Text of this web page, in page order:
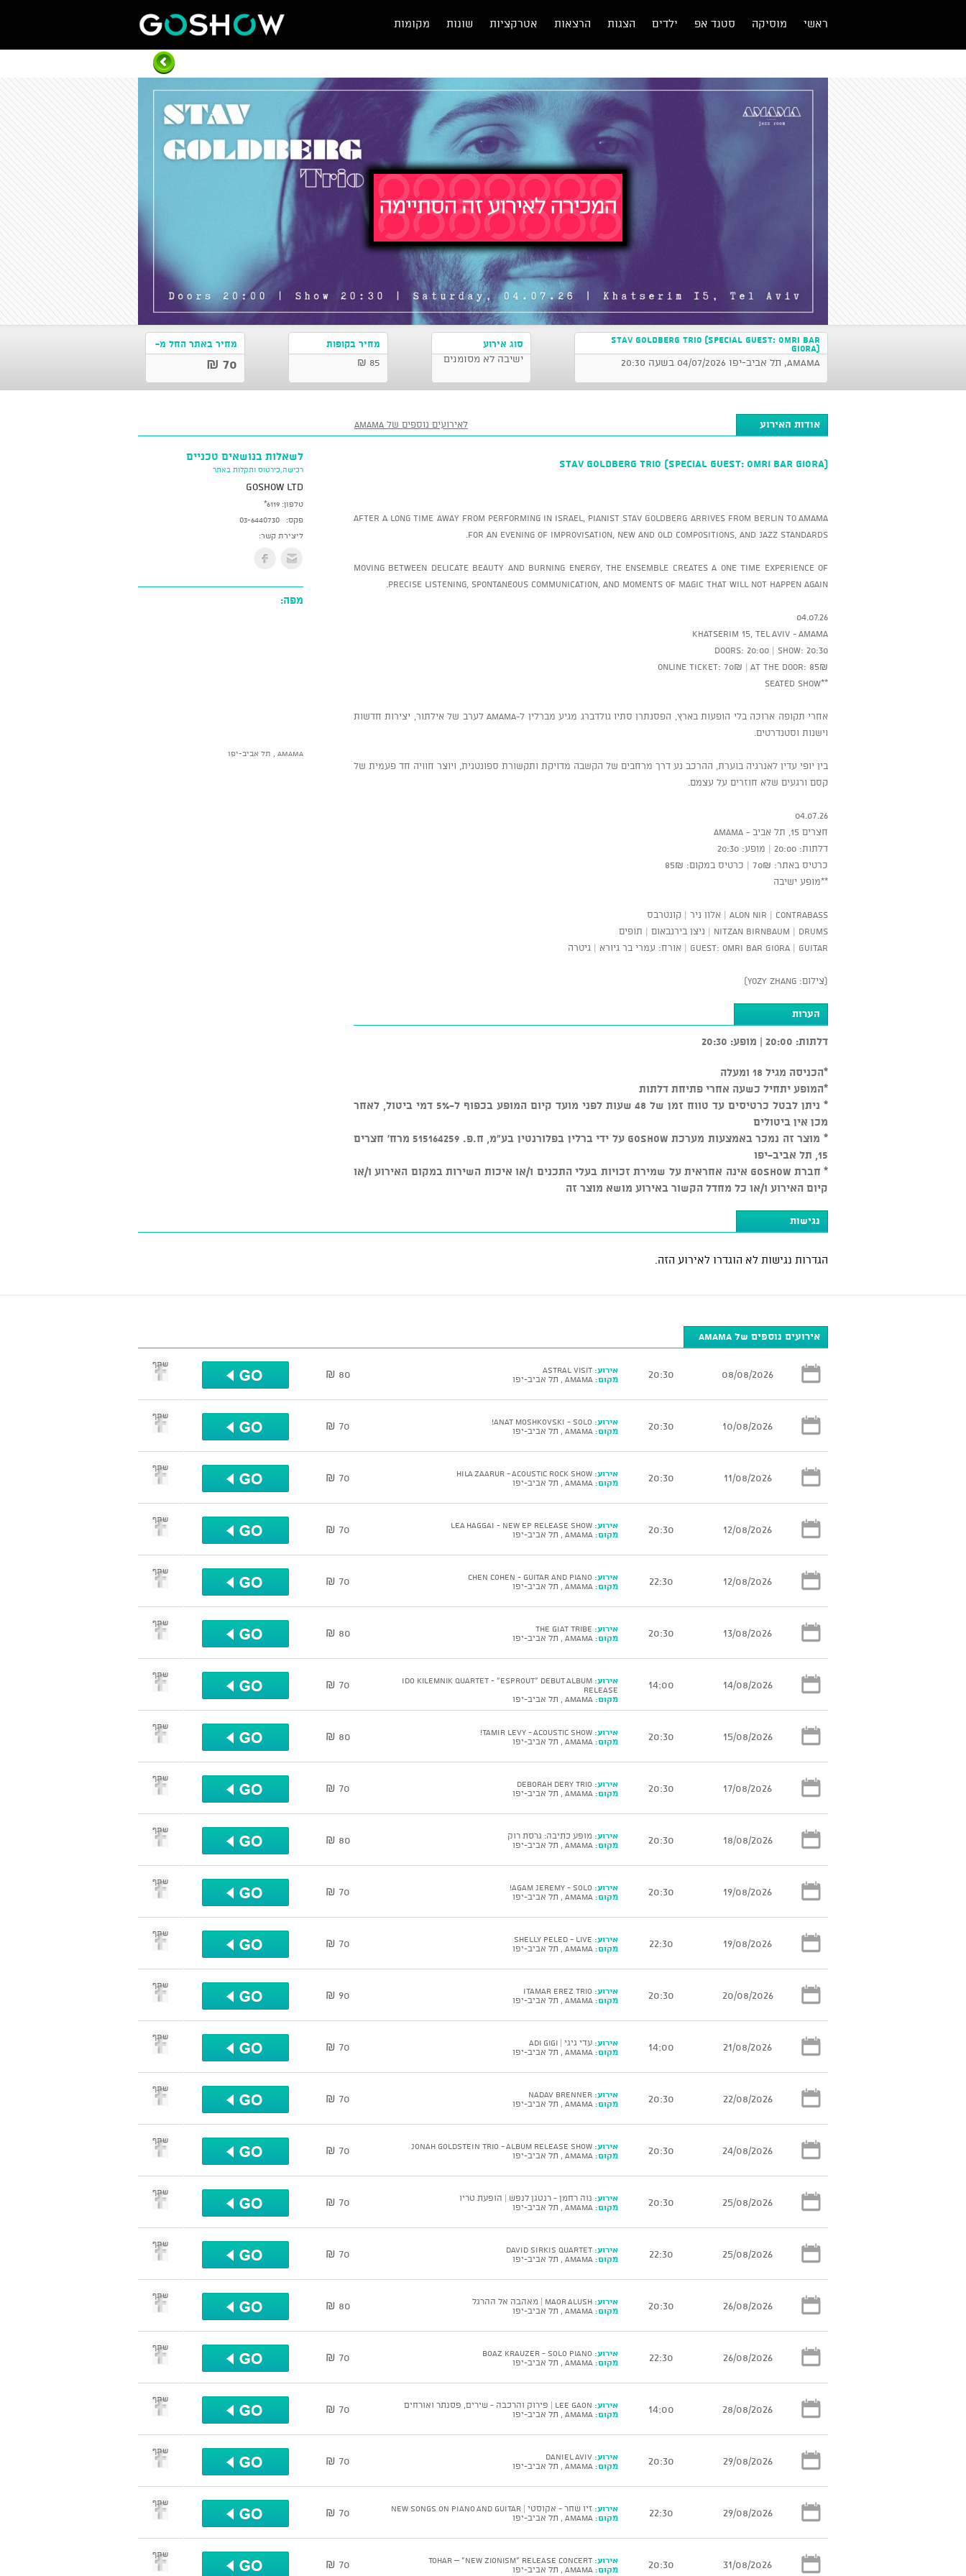
ראשי מוסיקה סטנד אפ ילדים הצגות הרצאות אטרקציות שונות מקומות
STAV GOLDBERG Trio (Special Guest: Omri Bar
Giora)
AMAMA, תל אביב-יפו 04/07/2026 בשעה 20:30
סוג אירוע
ישיבה לא מסומנים
מחיר בקופות
85 ₪
מחיר באתר החל מ-
70 ₪
אודות האירוע לאירועים נוספים של AMAMA
STAV GOLDBERG Trio (Special Guest: Omri Bar Giora)
After a long time away from performing in Israel, pianist Stav Goldberg arrives from Berlin to AMAMA
for an evening of improvisation, new and old compositions, and jazz standards.
Moving between delicate beauty and burning energy, the ensemble creates a one time experience of
precise listening, spontaneous communication, and moments of magic that will not happen again.
04.07.26
Khatserim 15, Tel Aviv - AMAMA
Doors: 20:00 | Show: 20:30
Online ticket: 70₪ | At the door: 85₪
**Seated show
אחרי תקופה ארוכה בלי הופעות בארץ, הפסנתרן סתיו גולדברג מגיע מברלין ל-AMAMA לערב של אילתור, יצירות חדשות
וישנות וסטנדרטים.
בין יופי עדין לאנרגיה בוערת, ההרכב נע דרך מרחבים של הקשבה מדויקת ותקשורת ספונטנית, ויוצר חוויה חד פעמית של
קסם ורגעים שלא חוזרים על עצמם.
04.07.26
חצרים 15, תל אביב - AMAMA
דלתות: 20:00 | מופע: 20:30
כרטיס באתר: 70₪ | כרטיס במקום: 85₪
**מופע ישיבה
Alon Nir | Contrabass | אלון ניר | קונטרבס
Nitzan Birnbaum | Drums | ניצן בירנבאום | תופים
Guest: Omri Bar Giora | Guitar | אורח: עמרי בר גיורא | גיטרה
(צילום: Yozy Zhang)
הערות
דלתות: 20:00 | מופע: 20:30
*הכניסה מגיל 18 ומעלה
*המופע יתחיל כשעה אחרי פתיחת דלתות
* ניתן לבטל כרטיסים עד טווח זמן של 48 שעות לפני מועד קיום המופע בכפוף ל-5% דמי ביטול, לאחר
מכן אין ביטולים
* מוצר זה נמכר באמצעות מערכת GOSHOW על ידי ברלין בפלורנטין בע"מ, ח.פ. 515164259 מרח' חצרים
15, תל אביב-יפו
* חברת GOSHOW אינה אחראית על שמירת זכויות בעלי התכנים ו/או איכות השירות במקום האירוע ו/או
קיום האירוע ו/או כל מחדל הקשור באירוע מושא מוצר זה
לשאלות בנושאים טכניים
רכישה,כירטוס ותקלות באתר
GoShow LTD
טלפון: *6119
פקס:
03-6440730
ליצירת קשר:
מפה:
AMAMA , תל אביב-יפו
נגישות
הגדרות נגישות לא הוגדרו לאירוע הזה.
אירועים נוספים של AMAMA
08/08/2026
20:30 אירוע:
מקום:
80 ₪
שתף
10/08/2026
20:30 אירוע:
מקום:
70 ₪
שתף
11/08/2026
20:30 אירוע:
מקום:
70 ₪
שתף
12/08/2026
20:30 אירוע:
מקום:
70 ₪
שתף
12/08/2026
22:30 אירוע:
מקום:
70 ₪
שתף
13/08/2026
20:30 אירוע:
מקום:
80 ₪
שתף
14/08/2026
14:00 אירוע: Ido Kilemnik Quartet - “ESPROUT” Debut Album
Release
מקום:
70 ₪
שתף
15/08/2026
20:30 אירוע:
מקום:
80 ₪
שתף
17/08/2026
20:30 אירוע:
מקום:
70 ₪
שתף
18/08/2026
20:30 אירוע: מופע כתיבה: גרסת רוק
מקום:
80 ₪
שתף
19/08/2026
20:30 אירוע:
מקום:
70 ₪
שתף
19/08/2026
22:30 אירוע:
מקום:
70 ₪
שתף
20/08/2026
20:30 אירוע:
מקום:
90 ₪
שתף
21/08/2026
14:00 אירוע: עדי גיגי | Adi Gigi
מקום:
70 ₪
שתף
22/08/2026
20:30 אירוע:
מקום:
70 ₪
שתף
24/08/2026
20:30 אירוע:
מקום:
70 ₪
שתף
25/08/2026
20:30 אירוע: נוה רחמן - רנטגן לנפש | הופעת טריו
מקום:
70 ₪
שתף
25/08/2026
22:30 אירוע:
מקום:
70 ₪
שתף
26/08/2026
20:30 אירוע:
מקום:
80 ₪
שתף
26/08/2026
22:30 אירוע:
מקום:
70 ₪
שתף
28/08/2026
14:00 אירוע:
מקום:
70 ₪
שתף
29/08/2026
20:30 אירוע:
מקום:
70 ₪
שתף
29/08/2026
22:30 אירוע: זיו שחר - אקוסטי | NEW SONGS ON PIANO AND GUITAR
מקום:
70 ₪
שתף
31/08/2026
20:30 אירוע:
מקום:
70 ₪
שתף